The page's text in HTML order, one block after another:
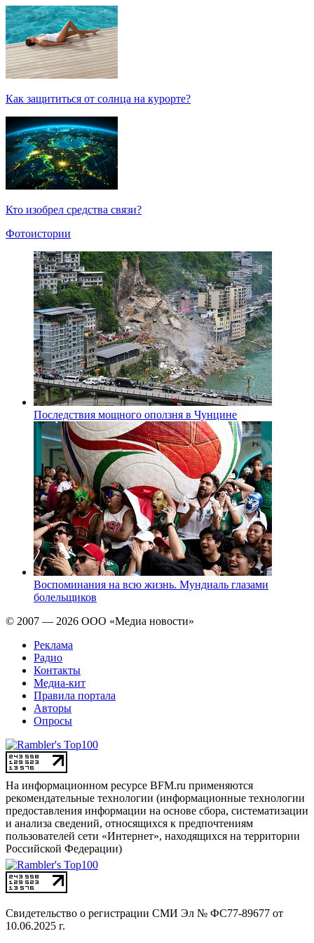
Как защититься от солнца на курорте?
Кто изобрел средства связи?
Фотоистории
Последствия мощного оползня в Чунцине
Воспоминания на всю жизнь. Мундиаль глазами
болельщиков
© 2007 — 2026 ООО «Медиа новости»
Реклама
Радио
Контакты
Медиа-кит
Правила портала
Авторы
Опросы
На информационном ресурсе BFM.ru применяются
рекомендательные технологии (информационные технологии
предоставления информации на основе сбора, систематизации
и анализа сведений, относящихся к предпочтениям
пользователей сети «Интернет», находящихся на территории
Российской Федерации)
Свидетельство о регистрации СМИ Эл № ФС77-89677 от
10.06.2025 г.